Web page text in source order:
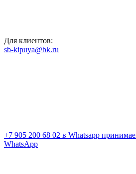
Для клиентов:
sb-kipuya@bk.ru
+7 905 200 68 02 в Whatsapp
WhatsApp